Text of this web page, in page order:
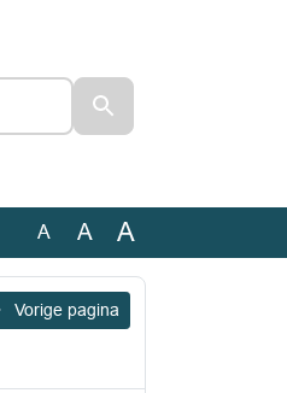
A A A
Vorige pagina